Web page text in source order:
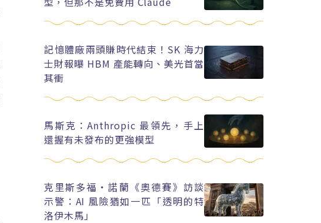
記憶體廠兩頭賺時代結束！SK 海力
士財報曝 HBM 產能轉向、美光首當
其衝
馬斯克：Anthropic 最領先，手上
還握有未發布的更強模型
克里斯多福・諾蘭《奧德賽》訪談
示警：AI 風險猶如一匹「透明的特
洛伊木馬」